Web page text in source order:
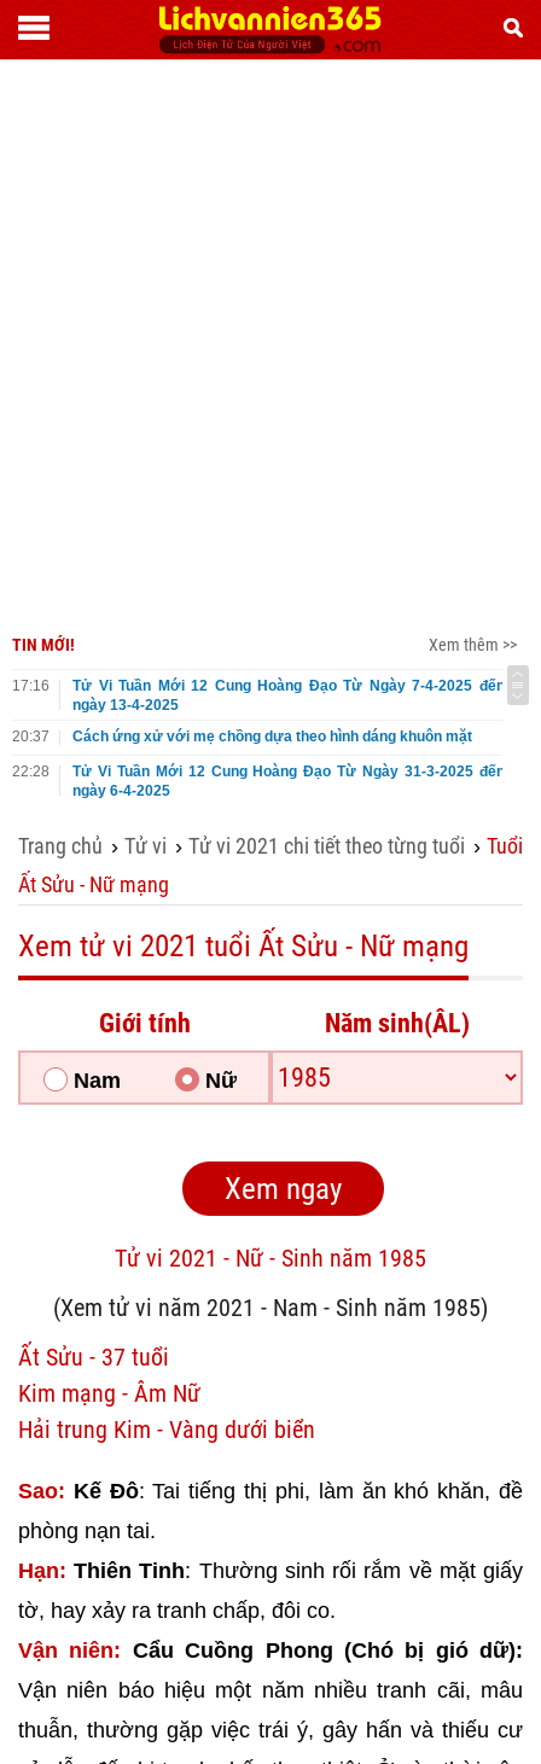
TIN MỚI! Xem thêm >>
17:16
Tử Vi Tuần Mới 12 Cung Hoàng Đạo Từ Ngày 7-4-2025 đến
ngày 13-4-2025
20:37
Cách ứng xử với mẹ chồng dựa theo hình dáng khuôn mặt
22:28
Tử Vi Tuần Mới 12 Cung Hoàng Đạo Từ Ngày 31-3-2025 đến
ngày 6-4-2025
Trang chủ › Tử vi › Tử vi 2021 chi tiết theo từng tuổi › Tuổi
Ất Sửu - Nữ mạng
Xem tử vi 2021 tuổi Ất Sửu - Nữ mạng
Giới tính
Nam Nữ
Năm sinh(ÂL)
Tử vi 2021 - Nữ - Sinh năm 1985
(Xem tử vi năm 2021 - Nam - Sinh năm 1985)
Ất Sửu - 37 tuổi
Kim mạng - Âm Nữ
Hải trung Kim - Vàng dưới biển
Sao: Kế Đô: Tai tiếng thị phi, làm ăn khó khăn, đề
phòng nạn tai.
Hạn: Thiên Tinh: Thường sinh rối rắm về mặt giấy
tờ, hay xảy ra tranh chấp, đôi co.
Vận niên: Cẩu Cuồng Phong (Chó bị gió dữ):
Vận niên báo hiệu một năm nhiều tranh cãi, mâu
thuẫn, thường gặp việc trái ý, gây hấn và thiếu cư